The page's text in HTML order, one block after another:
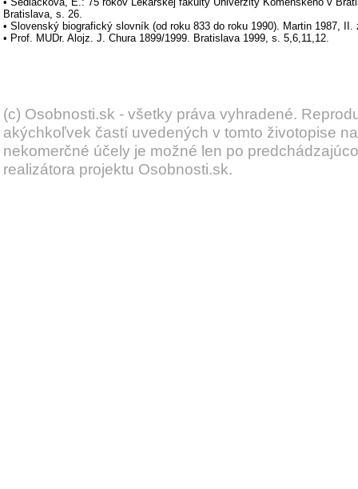
Bratislava, s. 26.
• Slovenský biografický slovník (od roku 833 do roku 1990). Martin 1987, II.
• Prof. MUDr. Alojz. J. Chura 1899/1999. Bratislava 1999, s. 5,6,11,12.
(c) Osobnosti.sk - všetky práva vyhradené.
akýchkoľvek častí uvedených v tomto životopise
nekomerčné účely je možné len po
realizátora projektu Osobnosti.sk.